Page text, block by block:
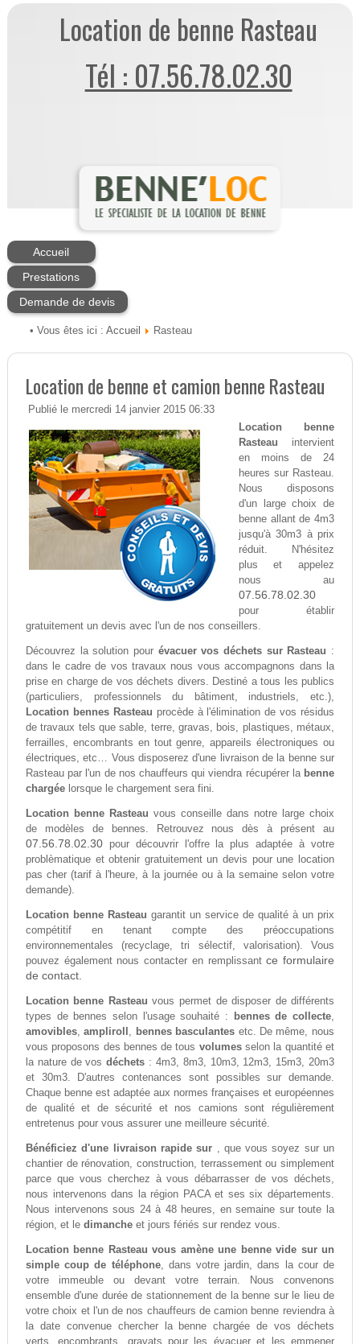
Location de benne Rasteau
Tél : 07.56.78.02.30
Accueil
Prestations
Demande de devis
• Vous êtes ici : Accueil Rasteau
Location de benne et camion benne Rasteau
Publié le mercredi 14 janvier 2015 06:33
Location benne
Rasteau intervient
en moins de 24
heures sur Rasteau.
Nous disposons
d'un large choix de
benne allant de 4m3
jusqu'à 30m3 à prix
réduit. N'hésitez
plus et appelez
nous au
07.56.78.02.30
pour établir
gratuitement un devis avec l'un de nos conseillers.
Découvrez la solution pour évacuer vos déchets sur Rasteau :
dans le cadre de vos travaux nous vous accompagnons dans la
prise en charge de vos déchets divers. Destiné a tous les publics
(particuliers, professionnels du bâtiment, industriels, etc.),
Location bennes Rasteau procède à l'élimination de vos résidus
de travaux tels que sable, terre, gravas, bois, plastiques, métaux,
ferrailles, encombrants en tout genre, appareils électroniques ou
électriques, etc… Vous disposerez d'une livraison de la benne sur
Rasteau par l'un de nos chauffeurs qui viendra récupérer la benne
chargéelorsque le chargement sera fini.
Location benne Rasteau vous conseille dans notre large choix
de modèles de bennes. Retrouvez nous dès à présent au
07.56.78.02.30pour découvrir l'offre la plus adaptée à votre
problèmatique et obtenir gratuitement un devis pour une location
pas cher (tarif à l'heure, à la journée ou à la semaine selon votre
demande).
Location benne Rasteau garantit un service de qualité à un prix
compétitif en tenant compte des préoccupations
environnementales (recyclage, tri sélectif, valorisation). Vous
pouvez également nous contacter en remplissantce formulaire
de contact.
Location benne Rasteau vous permet de disposer de différents
types de bennes selon l'usage souhaité :
bennes de collecte,
amovibles,ampliroll , bennes basculantes etc. De même, nous
vous proposons des bennes de tous volumesselon la quantité et
la nature de vosdéchets : 4m3, 8m3, 10m3, 12m3, 15m3, 20m3
et 30m3. D'autres contenances sont possibles sur demande.
Chaque benne est adaptée aux normes françaises et européennes
de qualité et de sécurité et nos camions sont régulièrement
entretenus pour vous assurer une meilleure sécurité.
Bénéficiez d'une livraison rapide sur , que vous soyez sur un
chantier de rénovation, construction, terrassement ou simplement
parce que vous cherchez à vous débarrasser de vos déchets,
nous intervenons dans la région PACA et ses six départements.
Nous intervenons sous 24 à 48 heures, en semaine sur toute la
région, et le dimancheet jours fériés sur rendez vous.
Location benne Rasteau vous amène une benne vide sur un
simple coup de téléphone, dans votre jardin, dans la cour de
votre immeuble ou devant votre terrain. Nous convenons
ensemble d'une durée de stationnement de la benne sur le lieu de
votre choix et l'un de nos chauffeurs de camion benne reviendra à
la date convenue chercher la benne chargée de vos déchets
verts, encombrants, gravats pour les évacuer et les emmener